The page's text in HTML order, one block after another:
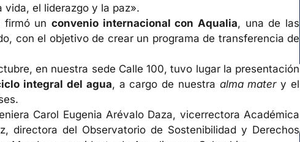
vida, el liderazgo y la paz».
firmó unconvenio internacional con Aqualia, una de las
con el objetivo de crear un programa de transferencia de
en nuestra sede Calle 100, tuvo lugar la presentación
integral del agua, a cargo de nuestra alma matery el
Carol Eugenia Arévalo Daza, vicerrectora Académica
directora del Observatorio de Sostenibilidad y Derechos